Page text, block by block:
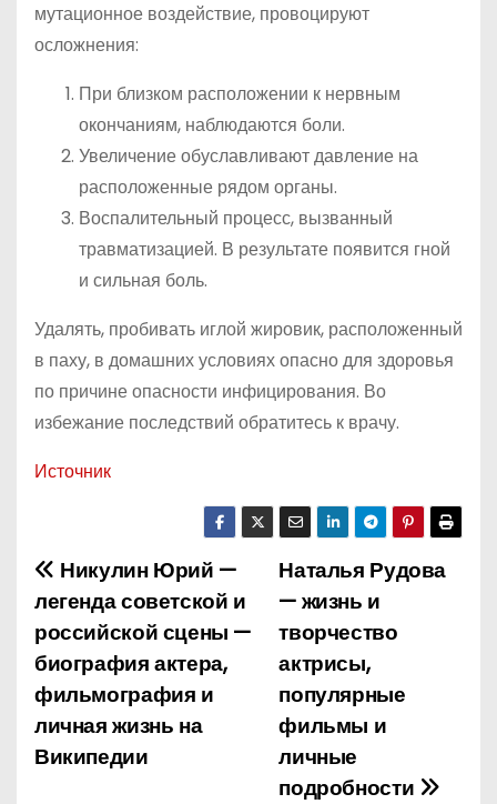
мутационное воздействие, провоцируют
осложнения:
При близком расположении к нервным
окончаниям, наблюдаются боли.
Увеличение обуславливают давление на
расположенные рядом органы.
Воспалительный процесс, вызванный
травматизацией. В результате появится гной
и сильная боль.
Удалять, пробивать иглой жировик, расположенный
в паху, в домашних условиях опасно для здоровья
по причине опасности инфицирования. Во
избежание последствий обратитесь к врачу.
Источник
Н
а
в
и
г
Наталья Рудова
— жизнь и
творчество
актрисы,
популярные
фильмы и
личные
подробности
Никулин Юрий —
легенда советской и
российской сцены —
биография актера,
фильмография и
личная жизнь на
Википедии